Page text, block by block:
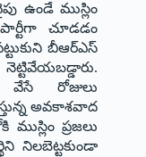
ఉండే ముస్లిం
చూడడం
బీఆర్ఎస్
రోజులు
అవకాశవాద
ప్రజలు
నిలబెట్టకుండా